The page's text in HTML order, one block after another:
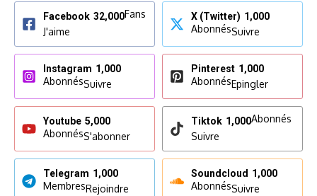
Facebook 32,000Fans
J'aime
X (Twitter) 1,000
AbonnésSuivre
Instagram 1,000
AbonnésSuivre
Pinterest 1,000
AbonnésEpingler
Youtube 5,000
AbonnésS'abonner
Tiktok 1,000Abonnés
Suivre
Telegram 1,000
MembresRejoindre
Soundcloud 1,000
AbonnésSuivre